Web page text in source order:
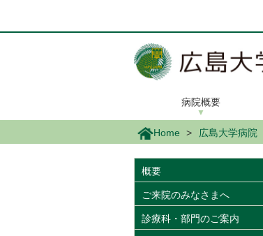
ン
病院概要
Home 広島大学病院
概要
ご来院のみなさまへ
診療科・部門のご案内